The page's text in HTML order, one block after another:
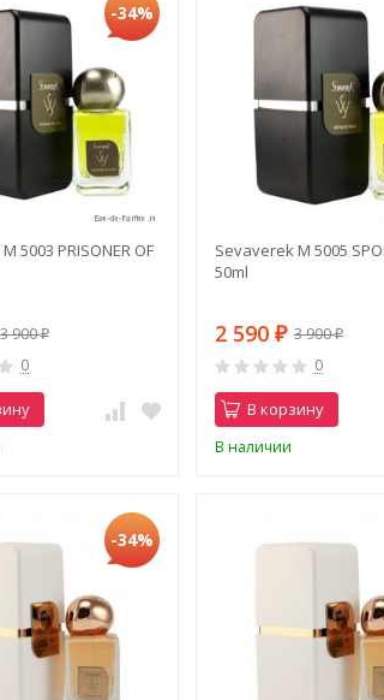
-34%
5003 PRISONER OF
3 900₽
0
Sevaverek M 5005
50ml
2 590 ₽ 3 900₽
0
В корзину
В наличии
-34%